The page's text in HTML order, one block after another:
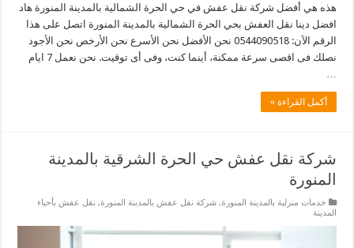
هذه هي أفضل شركة نقل عفش في حي الحرة الشمالية بالمدينة المنورة هاد
افضل دينا نقل العفش بحي الحرة الشمالية بالمدينة المنورة اتصل على هذا
الرقم الآن: 0544090518 نحن الأفضل نحن الأسرع نحن الأرخص نحن الأجود
نصلك فى اقصى سرعة ممكنة، أينما كنت، وفى أى توقيت. نحن نعمل 7 ايام
أكمل القراءة »
شركة نقل عفش حي الحرة الشرقية بالمدينة
المنورة
خدمات منزلية بالمدينة المنورة,شركة نقل عفش بالمدينة المنورة, نقل عفش بأحياء
المدينة